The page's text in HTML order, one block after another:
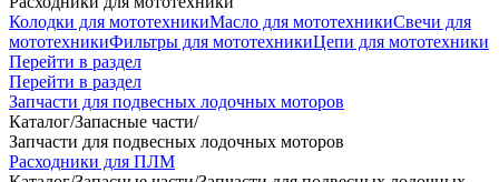
Колодки для мототехникиМасло для мототехникиСвечи для
мототехникиФильтры для мототехникиЦепи для мототехники
Перейти в раздел
Перейти в раздел
Запчасти для подвесных лодочных моторов
Каталог/Запасные части/
Запчасти для подвесных лодочных моторов
Расходники для ПЛМ